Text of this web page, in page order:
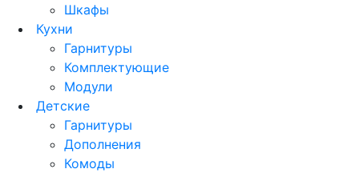
Шкафы
Кухни
Гарнитуры
Комплектующие
Модули
Детские
Гарнитуры
Дополнения
Комоды